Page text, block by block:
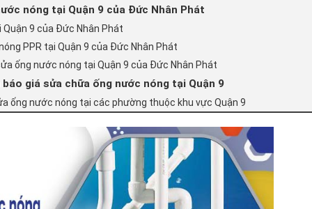
nóng tại Quận 9 của Đức Nhân Phát
9 của Đức Nhân Phát
PPR tại Quận 9 của Đức Nhân Phát
ống nước nóng tại Quận 9 của Đức Nhân Phát
giá sửa chữa ống nước nóng tại Quận 9
ống nước nóng tại các phường thuộc khu vực Quận 9